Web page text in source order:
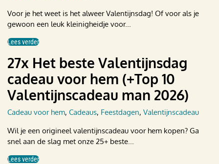
Voor je het weet is het alweer Valentijnsdag! Of voor als je
gewoon een leuk kleinig­heidje voor...
Lees verder
27x Het beste Valentijnsdag
cadeau voor hem (+Top 10
Valentijnscadeau man 2026)
Cadeau voor hem, Cadeaus, Feestdagen, Valentijnscadeau
Wil je een origineel valentijnscadeau voor hem kopen? Ga
snel aan de slag met onze 25+ beste...
Lees verder